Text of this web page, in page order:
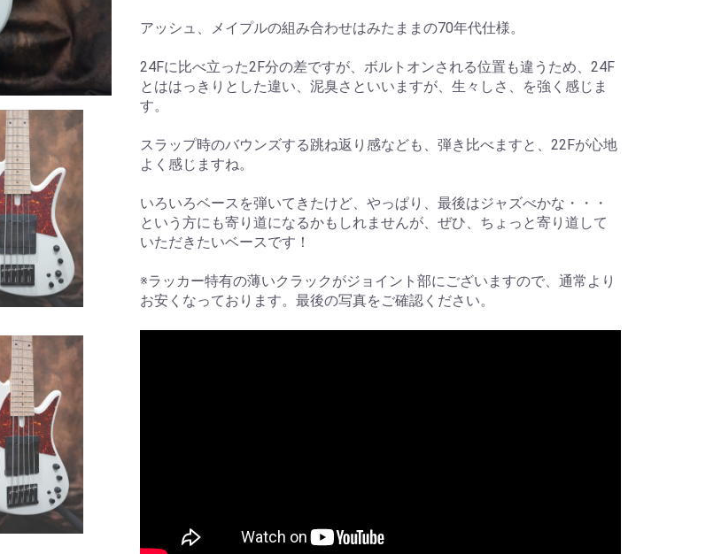
アッシュ、メイプルの組み合わせはみたままの70年代仕様。
24Fに比べ立った2F分の差ですが、ボルトオンされる位置も違うため、24F
とははっきりとした違い、泥臭さといいますが、生々しさ、を強く感じま
す。
スラップ時のバウンズする跳ね返り感なども、弾き比べますと、22Fが心地
よく感じますね。
いろいろベースを弾いてきたけど、やっぱり、最後はジャズべかな・・・
という方にも寄り道になるかもしれませんが、ぜひ、ちょっと寄り道して
いただきたいベースです！
※ラッカー特有の薄いクラックがジョイント部にございますので、通常より
お安くなっております。最後の写真をご確認ください。